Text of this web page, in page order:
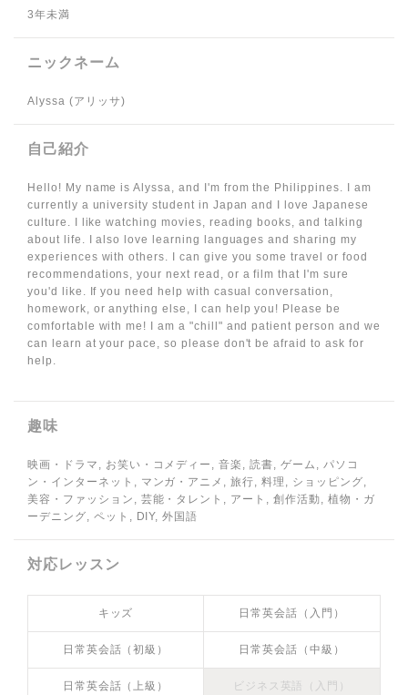
3年未満
ニックネーム
Alyssa (アリッサ)
自己紹介
Hello! My name is Alyssa, and I'm from the Philippines. I am
currently a university student in Japan and I love Japanese
culture. I like watching movies, reading books, and talking
about life. I also love learning languages and sharing my
experiences with others. I can give you some travel or food
recommendations, your next read, or a film that I'm sure
you'd like. If you need help with casual conversation,
homework, or anything else, I can help you! Please be
comfortable with me! I am a "chill" and patient person and we
can learn at your pace, so please don't be afraid to ask for
help.
趣味
映画・ドラマ, お笑い・コメディー, 音楽, 読書, ゲーム, パソコ
ン・インターネット, マンガ・アニメ, 旅行, 料理, ショッピング,
美容・ファッション, 芸能・タレント, アート, 創作活動, 植物・ガ
ーデニング, ペット, DIY, 外国語
対応レッスン
キッズ 日常英会話（入門）
日常英会話（初級） 日常英会話（中級）
日常英会話（上級） ビジネス英語（入門）